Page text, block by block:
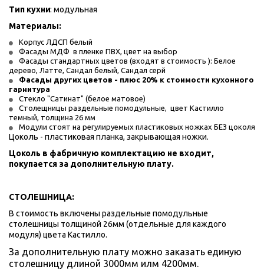
Тип кухни: модульная
Материалы:
Корпус ЛДСП белый
Фасады МДФ  в пленке ПВХ, цвет на выбор
Фасады стандартных цветов (входят в стоимость ): Белое
дерево, Латте, Сандал белый, Сандал серй
Фасады других цветов - плюс 20% к стоимости кухонного
гарнитура
Стекло "Сатинат" (белое матовое)
Столещницы раздельные помодульные,  цвет Кастилло
темный, толщина 26 мм
Модули стоят на регулируемых пластиковых ножках БЕЗ цоколя
Цоколь - пластиковая планка, закрывающая ножки.
Цоколь в фабричную комплектацию не входит,
покупается за дополнительную плату.
СТОЛЕШНИЦА:
В стоимость включены раздельные помодульные
столешницы толщиной 26мм (отдельные для каждого
модуля) цвета Кастилло.
За дополнительную плату можно заказать единую
столешницу длиной 3000мм илм 4200мм.